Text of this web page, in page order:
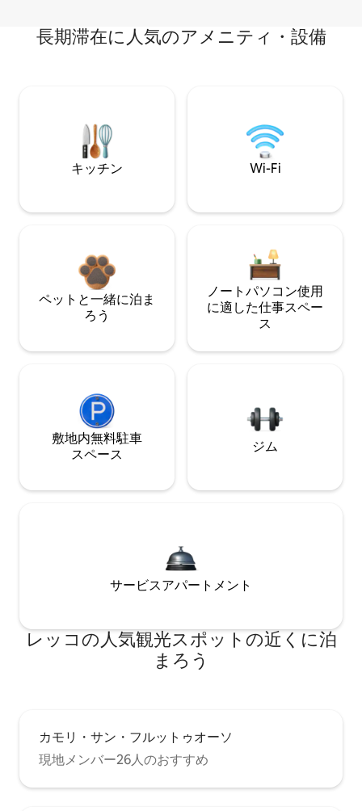
長期滞在に人気のアメニティ・設備
キッチン Wi-Fi
ペットと一緒に泊ま
ろう
ノートパソコン使用
に適した仕事スペー
ス
敷地内無料駐⁠車
ス⁠ペ⁠ー⁠ス
ジム
サービスアパートメント
レッコの人気観光スポットの近くに泊
まろう
カモリ・サン・フルットゥオーソ
現地メンバー26人のおすすめ